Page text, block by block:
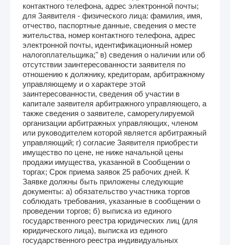
контактного телефона, адрес электронной почты;
для Заявителя - физического лица: фамилия, имя,
отчество, паспортные данные, сведения о месте
жительства, номер контактного телефона, адрес
электронной почты, идентификационный номер
налогоплательщика;" в) сведения о наличии или об
отсутствии заинтересованности заявителя по
отношению к должнику, кредиторам, арбитражному
управляющему и о характере этой
заинтересованности, сведения об участии в
капитале заявителя арбитражного управляющего, а
также сведения о заявителе, саморегулируемой
организации арбитражных управляющих, членом
или руководителем которой является арбитражный
управляющий; г) согласие Заявителя приобрести
имущество по цене, не ниже начальной цены
продажи имущества, указанной в Сообщении о
торгах; Срок приема заявок 25 рабочих дней. К
Заявке должны быть приложены следующие
документы: а) обязательство участника торгов
соблюдать требования, указанные в сообщении о
проведении торгов; б) выписка из единого
государственного реестра юридических лиц (для
юридического лица), выписка из единого
государственного реестра индивидуальных